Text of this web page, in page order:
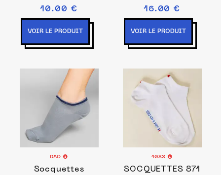
10.00 €
VOIR LE PRODUIT
16.00 €
VOIR LE PRODUIT
DAO
Socquettes
1083
SOCQUETTES 871